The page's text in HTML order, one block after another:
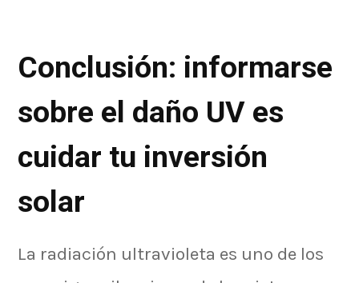
Conclusión: informarse
sobre el daño UV es
cuidar tu inversión
solar
La radiación ultravioleta es uno de los